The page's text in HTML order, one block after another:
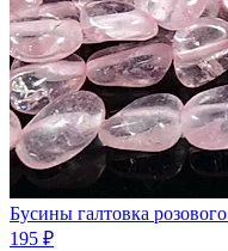
Бусины галтовка
195 ₽